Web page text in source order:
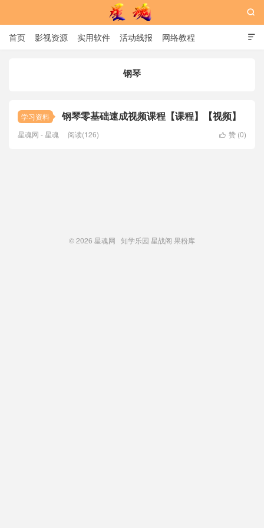

首页 影视资源 实用软件 活动线报 网络教程

钢琴
学习资料 钢琴零基础速成视频课程【课程】【视频】
 赞 (0)
星魂网 - 星魂 阅读(126)
© 2026 星魂网 知学乐园 星战阁 果粉库